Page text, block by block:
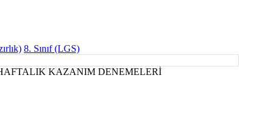
8. Sınıf (LGS)
KAZANIM DENEMELERİ